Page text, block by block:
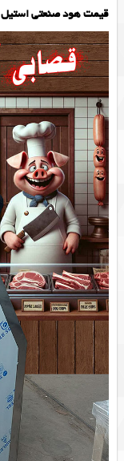
قیمت هود صنعتی استیل